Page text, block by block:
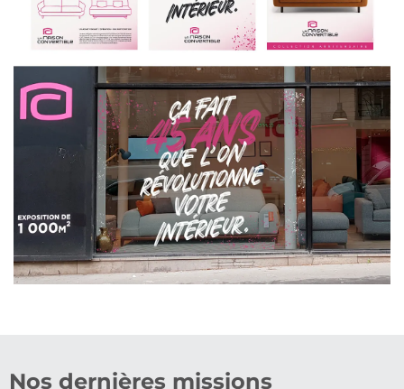
Nos dernières missions